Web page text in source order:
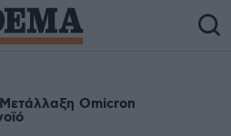
Μετάλλαξη Omicron